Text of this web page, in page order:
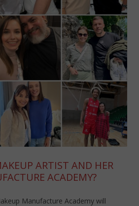
ARTIST AND HER
ACADEMY?
Manufacture Academy will